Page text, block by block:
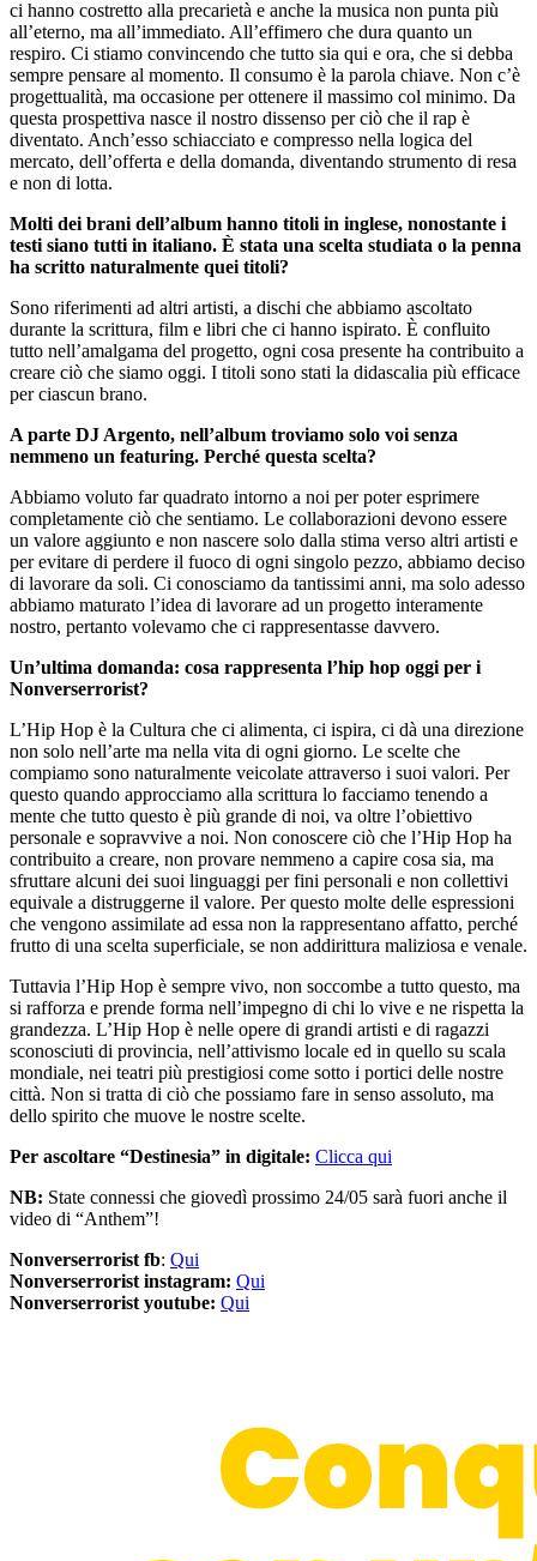
ci hanno costretto alla precarietà e anche la musica non punta più
all’eterno, ma all’immediato. All’effimero che dura quanto un
respiro. Ci stiamo convincendo che tutto sia qui e ora, che si debba
sempre pensare al momento. Il consumo è la parola chiave. Non c’è
progettualità, ma occasione per ottenere il massimo col minimo. Da
questa prospettiva nasce il nostro dissenso per ciò che il rap è
diventato. Anch’esso schiacciato e compresso nella logica del
mercato, dell’offerta e della domanda, diventando strumento di resa
e non di lotta.
Molti dei brani dell’album hanno titoli in inglese, nonostante i
testi siano tutti in italiano. È stata una scelta studiata o la penna
ha scritto naturalmente quei titoli?
Sono riferimenti ad altri artisti, a dischi che abbiamo ascoltato
durante la scrittura, film e libri che ci hanno ispirato. È confluito
tutto nell’amalgama del progetto, ogni cosa presente ha contribuito a
creare ciò che siamo oggi. I titoli sono stati la didascalia più efficace
per ciascun brano.
A parte DJ Argento, nell’album troviamo solo voi senza
nemmeno un featuring. Perché questa scelta?
Abbiamo voluto far quadrato intorno a noi per poter esprimere
completamente ciò che sentiamo. Le collaborazioni devono essere
un valore aggiunto e non nascere solo dalla stima verso altri artisti e
per evitare di perdere il fuoco di ogni singolo pezzo, abbiamo deciso
di lavorare da soli. Ci conosciamo da tantissimi anni, ma solo adesso
abbiamo maturato l’idea di lavorare ad un progetto interamente
nostro, pertanto volevamo che ci rappresentasse davvero.
Un’ultima domanda: cosa rappresenta l’hip hop oggi per i
Nonverserrorist?
L’Hip Hop è la Cultura che ci alimenta, ci ispira, ci dà una direzione
non solo nell’arte ma nella vita di ogni giorno. Le scelte che
compiamo sono naturalmente veicolate attraverso i suoi valori. Per
questo quando approcciamo alla scrittura lo facciamo tenendo a
mente che tutto questo è più grande di noi, va oltre l’obiettivo
personale e sopravvive a noi. Non conoscere ciò che l’Hip Hop ha
contribuito a creare, non provare nemmeno a capire cosa sia, ma
sfruttare alcuni dei suoi linguaggi per fini personali e non collettivi
equivale a distruggerne il valore. Per questo molte delle espressioni
che vengono assimilate ad essa non la rappresentano affatto, perché
frutto di una scelta superficiale, se non addirittura maliziosa e venale.
Tuttavia l’Hip Hop è sempre vivo, non soccombe a tutto questo, ma
si rafforza e prende forma nell’impegno di chi lo vive e ne rispetta la
grandezza. L’Hip Hop è nelle opere di grandi artisti e di ragazzi
sconosciuti di provincia, nell’attivismo locale ed in quello su scala
mondiale, nei teatri più prestigiosi come sotto i portici delle nostre
città. Non si tratta di ciò che possiamo fare in senso assoluto, ma
dello spirito che muove le nostre scelte.
Per ascoltare “Destinesia” in digitale: Clicca qui
NB: State connessi che giovedì prossimo 24/05 sarà fuori anche il
video di “Anthem”!
Nonverserrorist fb: Qui
Nonverserrorist instagram: Qui
Nonverserrorist youtube: Qui